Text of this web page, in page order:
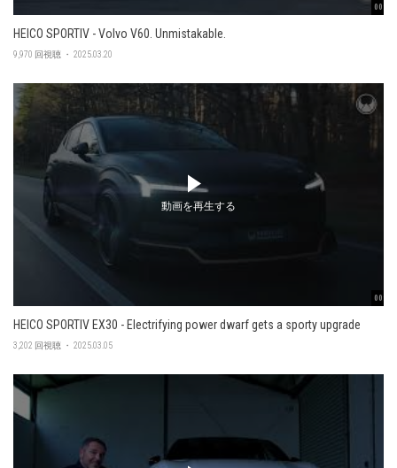
00:47
HEICO SPORTIV - Volvo V60. Unmistakable.
9,970 回視聴 ・ 2025.03.20
00:48
動画を再生する
HEICO SPORTIV EX30 - Electrifying power dwarf gets a sporty upgrade
3,202 回視聴 ・ 2025.03.05